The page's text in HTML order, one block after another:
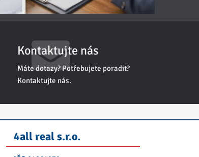
Kontaktujte nás
Máte dotazy? Potřebujete poradit?
Kontaktujte nás.
4all real s.r.o.